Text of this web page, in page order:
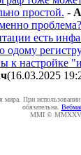
простой. -
есть
одому
к настройке
(16.03.2025
мира. При использовании
обязательна.
MMI ©